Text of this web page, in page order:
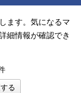
ます。気になるマ
細情報が確認でき
る